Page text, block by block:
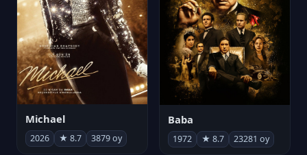
Michael
2026 ★ 8.7 3879 oy
Baba
1972 ★ 8.7 23281 oy